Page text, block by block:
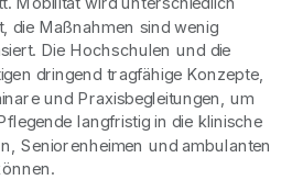
die Maßnahmen sind wenig
Die Hochschulen und die
dringend tragfähige Konzepte,
und Praxisbegleitungen, um
langfristig in die klinische
Seniorenheimen und ambulanten